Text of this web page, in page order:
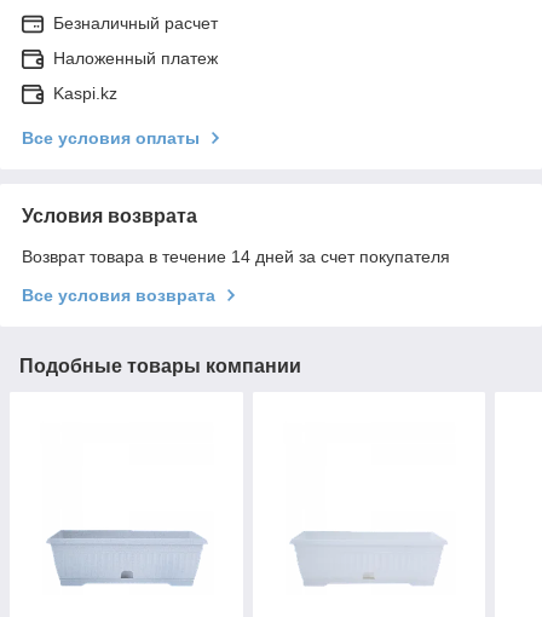
Безналичный расчет
Наложенный платеж
Kaspi.kz
Все условия оплаты
Условия возврата
Возврат товара в течение 14 дней за счет покупателя
Все условия возврата
Подобные товары компании